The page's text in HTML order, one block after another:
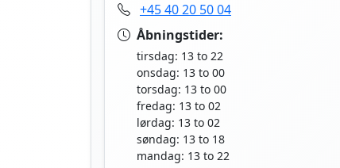
+45 40 20 50 04
Åbningstider:
tirsdag: 13 to 22
onsdag: 13 to 00
torsdag: 13 to 00
fredag: 13 to 02
lørdag: 13 to 02
søndag: 13 to 18
mandag: 13 to 22